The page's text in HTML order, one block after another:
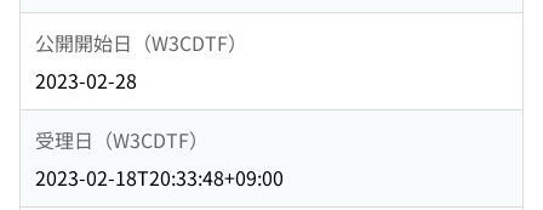
公開開始日（W3CDTF）
2023-02-28
受理日（W3CDTF）
2023-02-18T20:33:48+09:00